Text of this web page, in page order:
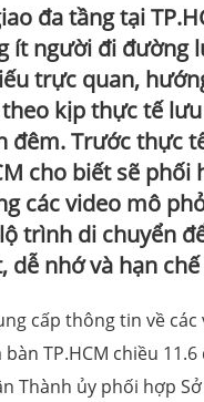
đa tầng tại
ít người đi đường
trực quan,
kịp thực tế
đêm. Trước thực
cho biết sẽ phối
các video mô
trình di chuyển
dễ nhớ và hạn
cấp thông tin về các
TP.HCM chiều 11.6
Thành ủy phối hợp